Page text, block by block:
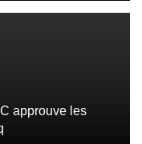
approuve les